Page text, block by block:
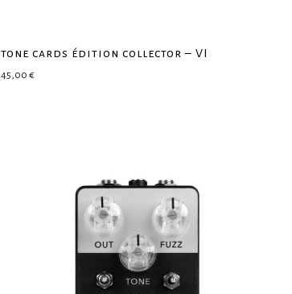
tone cards édition collector – VI
45,00 €